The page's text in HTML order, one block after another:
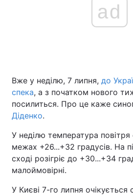
ad
Вже у неділю, 7 липня, до
спека, а з початком нового
посилиться. Про це каже
Діденко.
У неділю температура повітря
межах +26...+32 градусів. На
сході розігріє до +30...+34
малоймовірні.
У Києві 7-го липня очікується